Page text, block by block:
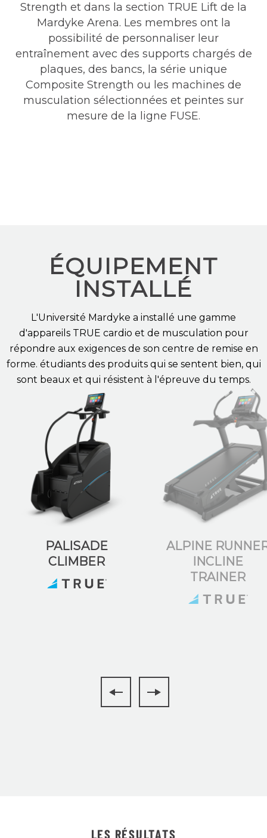
Strength et dans la section TRUE Lift de la
Mardyke Arena. Les membres ont la
possibilité de personnaliser leur
entraînement avec des supports chargés de
plaques, des bancs, la série unique
Composite Strength ou les machines de
musculation sélectionnées et peintes sur
mesure de la ligne FUSE.
ÉQUIPEMENT
INSTALLÉ
L'Université Mardyke a installé une gamme
d'appareils TRUE cardio et de musculation pour
répondre aux exigences de son centre de remise en
forme. étudiantsdes produits qui se sentent bien, qui
sont beaux et qui résistent à l'épreuve du temps.
PALISADE
CLIMBER
ALPINE
INCLINE
TRAINER
LES RÉSULTATS